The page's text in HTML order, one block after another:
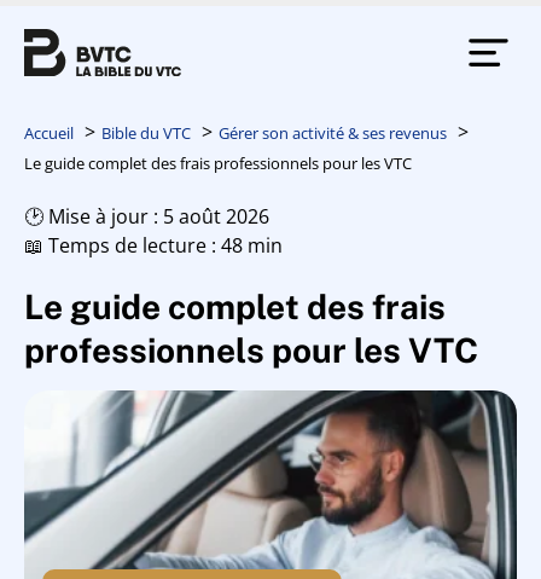
Accueil Bible du VTC
Gérer son activité & ses revenus
Le guide complet des frais professionnels pour les VTC
🕑 Mise à jour : 5 août 2026
📖 Temps de lecture : 48 min
Le guide complet des frais
professionnels pour les VTC